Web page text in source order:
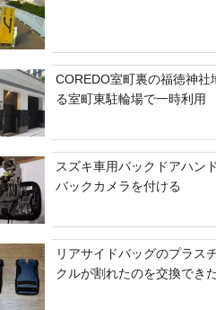
COREDO室町裏の福徳神社
る室町東駐輪場で一時利用
スズキ車用バックドアハン
バックカメラを付ける
リアサイドバッグのプラス
クルが割れたのを交換でき